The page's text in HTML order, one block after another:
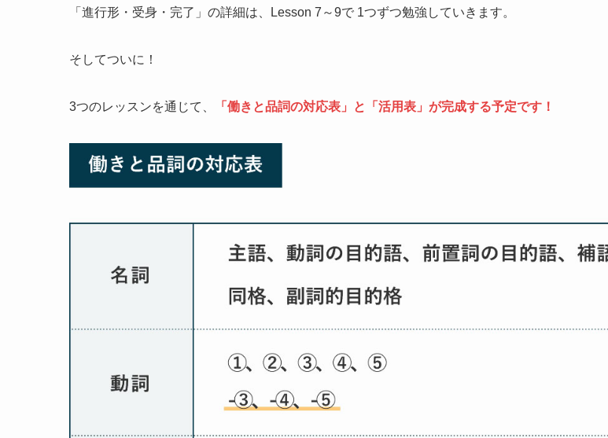
「進行形・受身・完了」の詳細は、Lesson 7～9で 1つずつ勉強していきます。
そしてついに！
3つのレッスンを通じて、 「働きと品詞の対応表」と「活用表」が完成する予定です！